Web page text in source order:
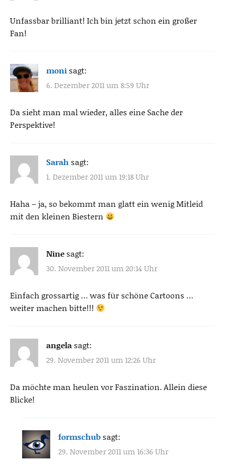
Unfassbar brilliant! Ich bin jetzt schon ein großer
Fan!
moni sagt:
6. Dezember 2011 um 8:59 Uhr
Da sieht man mal wieder, alles eine Sache der
Perspektive!
Sarah sagt:
1. Dezember 2011 um 19:18 Uhr
Haha – ja, so bekommt man glatt ein wenig Mitleid
mit den kleinen Biestern
Nine sagt:
30. November 2011 um 20:14 Uhr
Einfach grossartig … was für schöne Cartoons …
weiter machen bitte!!!
angela sagt:
29. November 2011 um 12:26 Uhr
Da möchte man heulen vor Faszination. Allein diese
Blicke!
formschub sagt:
29. November 2011 um 16:36 Uhr